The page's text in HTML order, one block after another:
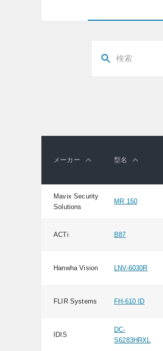
メーカー 型名
Mavix Security
Solutions
MR 150
ACTi B87
Hanwha Vision LNV-6030R
FLIR Systems FH-610 ID
IDIS
DC-
S6283HRXL